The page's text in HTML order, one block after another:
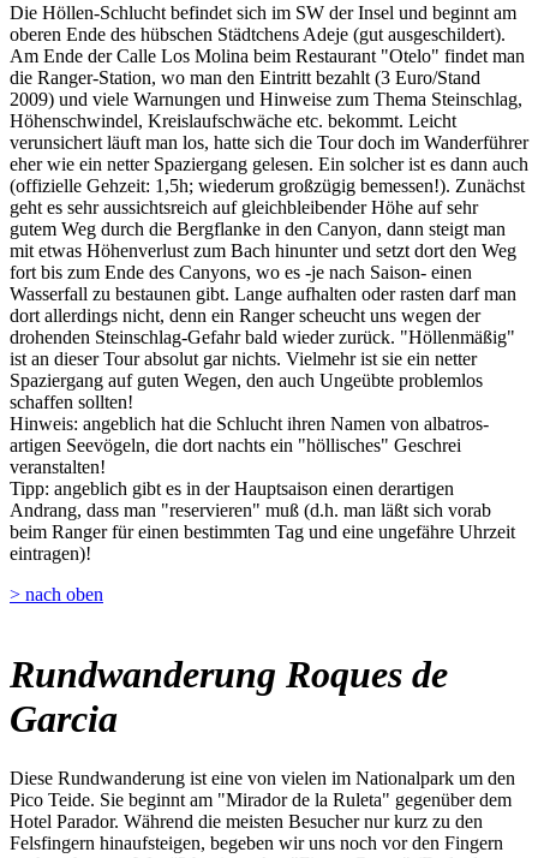
Die Höllen-Schlucht befindet sich im SW der Insel und beginnt am
oberen Ende des hübschen Städtchens Adeje (gut ausgeschildert).
Am Ende der Calle Los Molina beim Restaurant "Otelo" findet man
die Ranger-Station, wo man den Eintritt bezahlt (3 Euro/Stand
2009) und viele Warnungen und Hinweise zum Thema Steinschlag,
Höhenschwindel, Kreislaufschwäche etc. bekommt. Leicht
verunsichert läuft man los, hatte sich die Tour doch im Wanderführer
eher wie ein netter Spaziergang gelesen. Ein solcher ist es dann auch
(offizielle Gehzeit: 1,5h; wiederum großzügig bemessen!). Zunächst
geht es sehr aussichtsreich auf gleichbleibender Höhe auf sehr
gutem Weg durch die Bergflanke in den Canyon, dann steigt man
mit etwas Höhenverlust zum Bach hinunter und setzt dort den Weg
fort bis zum Ende des Canyons, wo es -je nach Saison- einen
Wasserfall zu bestaunen gibt. Lange aufhalten oder rasten darf man
dort allerdings nicht, denn ein Ranger scheucht uns wegen der
drohenden Steinschlag-Gefahr bald wieder zurück. "Höllenmäßig"
ist an dieser Tour absolut gar nichts. Vielmehr ist sie ein netter
Spaziergang auf guten Wegen, den auch Ungeübte problemlos
schaffen sollten!
Hinweis: angeblich hat die Schlucht ihren Namen von albatros-
artigen Seevögeln, die dort nachts ein "höllisches" Geschrei
veranstalten!
Tipp: angeblich gibt es in der Hauptsaison einen derartigen
Andrang, dass man "reservieren" muß (d.h. man läßt sich vorab
beim Ranger für einen bestimmten Tag und eine ungefähre Uhrzeit
eintragen)!
> nach oben
Rundwanderung Roques de
Garcia
Diese Rundwanderung ist eine von vielen im Nationalpark um den
Pico Teide. Sie beginnt am "Mirador de la Ruleta" gegenüber dem
Hotel Parador. Während die meisten Besucher nur kurz zu den
Felsfingern hinaufsteigen, begeben wir uns noch vor den Fingern